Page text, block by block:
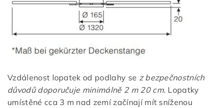
Vzdálenost lopatek od podlahy se z bezpečnostních
důvodů doporučuje minimálně 2 m 20 cm. Lopatky
umístěné cca 3 m nad zemí začínají mít sníženou